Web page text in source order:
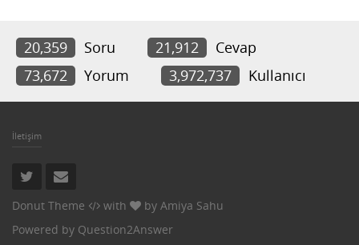
20,359 Soru 21,912
Cevap
73,672
Yorum 3,972,737 Kullanıcı
İletişim
Donut Theme with by Amiya Sahu
Powered by Question2Answer